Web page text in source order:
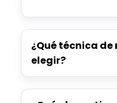
¿Qué técnica
elegir?